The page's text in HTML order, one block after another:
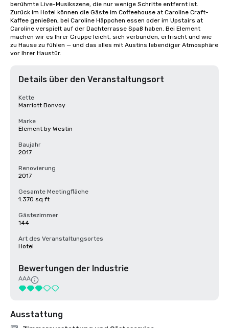
berühmte Live-Musikszene, die nur wenige Schritte entfernt ist.
Zurück im Hotel können die Gäste im Coffeehouse at Caroline Craft-
Kaffee genießen, bei Caroline Häppchen essen oder im Upstairs at
Caroline verspielt auf der Dachterrasse Spaß haben. Bei Element
machen wir es Ihrer Gruppe leicht, sich verbunden, erfrischt und wie
zu Hause zu fühlen — und das alles mit Austins lebendiger Atmosphäre
vor Ihrer Haustür.
Details über den Veranstaltungsort
Kette
Marriott Bonvoy
Marke
Element by Westin
Baujahr
2017
Renovierung
2017
Gesamte Meetingfläche
1.370 sq ft
Gästezimmer
144
Art des Veranstaltungsortes
Hotel
Bewertungen der Industrie
AAA
Ausstattung